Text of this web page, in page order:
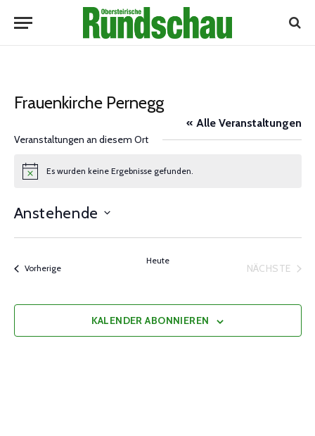
Frauenkirche Pernegg
« Alle Veranstaltungen
Veranstaltungen an diesem Ort
Notice Es wurden keine Ergebnisse gefunden.
Anstehende
VorherigeVeranstaltungen
Heute
NÄCHSTE
KALENDER ABONNIEREN